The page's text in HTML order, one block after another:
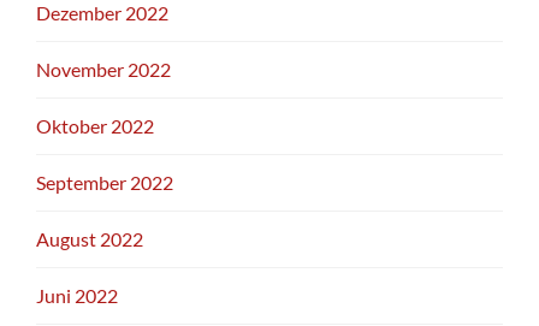
Dezember 2022
November 2022
Oktober 2022
September 2022
August 2022
Juni 2022